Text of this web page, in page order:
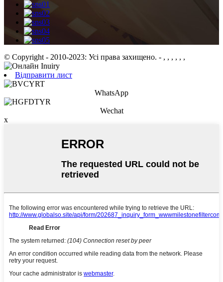
© Copyright - 2010-2023: Усі права захищено. - , , , , , ,
Відправити лист
WhatsApp
Wechat
x